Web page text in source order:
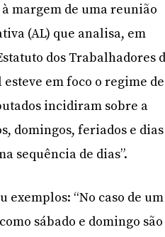
margem de uma reunião
(AL) que analisa, em
dos Trabalhadores
em foco o regime de
incidiram sobre a
domingos, feriados e dias
sequência de dias”.
exemplos: “No caso de um
sábado e domingo são